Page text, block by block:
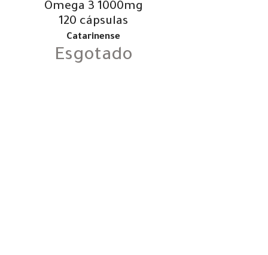
Ômega 3 1000mg
120 cápsulas
Catarinense
Esgotado